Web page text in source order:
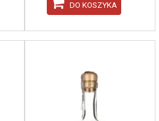
DO KOSZYKA